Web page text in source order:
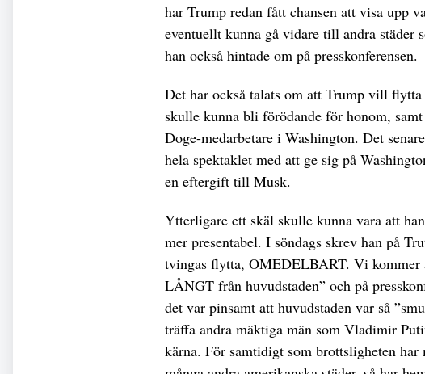
har Trump redan fått chansen att visa upp
eventuellt kunna gå vidare till andra städer
han också hintade om på presskonferensen.
Det har också talats om att Trump vill
skulle kunna bli förödande för honom,
Doge-medarbetare i Washington. Det
hela spektaklet med att ge sig på
en eftergift till Musk.
Ytterligare ett skäl skulle kunna vara att
mer presentabel. I söndags skrev han på
tvingas flytta, OMEDELBART. Vi kommer
LÅNGT från huvudstaden” och på
det var pinsamt att huvudstaden var så
träffa andra mäktiga män som Vladimir
kärna. För samtidigt som brottsligheten